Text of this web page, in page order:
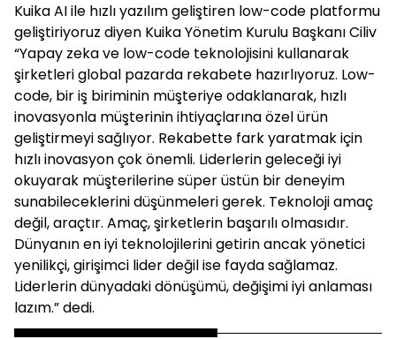
Kuika AI ile hızlı yazılım geliştiren low-code platformu
geliştiriyoruz diyen Kuika Yönetim Kurulu Başkanı Ciliv
“Yapay zeka ve low-code teknolojisini kullanarak
şirketleri global pazarda rekabete hazırlıyoruz. Low-
code, bir iş biriminin müşteriye odaklanarak, hızlı
inovasyonla müşterinin ihtiyaçlarına özel ürün
geliştirmeyi sağlıyor. Rekabette fark yaratmak için
hızlı inovasyon çok önemli. Liderlerin geleceği iyi
okuyarak müşterilerine süper üstün bir deneyim
sunabileceklerini düşünmeleri gerek. Teknoloji amaç
değil, araçtır. Amaç, şirketlerin başarılı olmasıdır.
Dünyanın en iyi teknolojilerini getirin ancak yönetici
yenilikçi, girişimci lider değil ise fayda sağlamaz.
Liderlerin dünyadaki dönüşümü, değişimi iyi anlaması
lazım.” dedi.